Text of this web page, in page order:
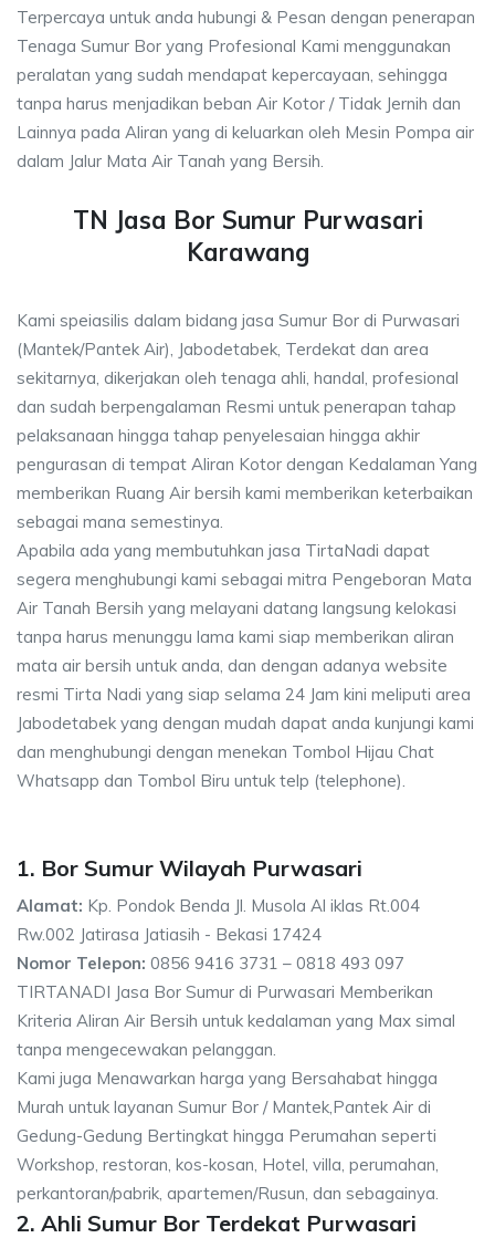
Terpercaya untuk anda hubungi & Pesan dengan penerapan
Tenaga Sumur Bor yang Profesional Kami menggunakan
peralatan yang sudah mendapat kepercayaan, sehingga
tanpa harus menjadikan beban Air Kotor / Tidak Jernih dan
Lainnya pada Aliran yang di keluarkan oleh Mesin Pompa air
dalam Jalur Mata Air Tanah yang Bersih.
TN Jasa Bor Sumur Purwasari
Karawang
Kami speiasilis dalam bidang jasa Sumur Bor di Purwasari
(Mantek/Pantek Air), Jabodetabek, Terdekat dan area
sekitarnya, dikerjakan oleh tenaga ahli, handal, profesional
dan sudah berpengalaman Resmi untuk penerapan tahap
pelaksanaan hingga tahap penyelesaian hingga akhir
pengurasan di tempat Aliran Kotor dengan Kedalaman Yang
memberikan Ruang Air bersih kami memberikan keterbaikan
sebagai mana semestinya.
Apabila ada yang membutuhkan jasa TirtaNadi dapat
segera menghubungi kami sebagai mitra Pengeboran Mata
Air Tanah Bersih yang melayani datang langsung kelokasi
tanpa harus menunggu lama kami siap memberikan aliran
mata air bersih untuk anda, dan dengan adanya website
resmi Tirta Nadi yang siap selama 24 Jam kini meliputi area
Jabodetabek yang dengan mudah dapat anda kunjungi kami
dan menghubungi dengan menekan Tombol Hijau Chat
Whatsapp dan Tombol Biru untuk telp (telephone).
1. Bor Sumur Wilayah Purwasari
Alamat: Kp. Pondok Benda Jl. Musola Al iklas Rt.004
Rw.002 Jatirasa Jatiasih - Bekasi 17424
Nomor Telepon: 0856 9416 3731 – 0818 493 097
TIRTANADI Jasa Bor Sumur di Purwasari Memberikan
Kriteria Aliran Air Bersih untuk kedalaman yang Max simal
tanpa mengecewakan pelanggan.
Kami juga Menawarkan harga yang Bersahabat hingga
Murah untuk layanan Sumur Bor / Mantek,Pantek Air di
Gedung-Gedung Bertingkat hingga Perumahan seperti
Workshop, restoran, kos-kosan, Hotel, villa, perumahan,
perkantoran/pabrik, apartemen/Rusun, dan sebagainya.
2. Ahli Sumur Bor Terdekat Purwasari